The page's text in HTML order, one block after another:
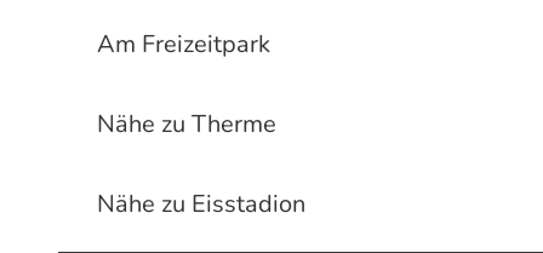
Am Freizeitpark
Nähe zu Therme
Nähe zu Eisstadion